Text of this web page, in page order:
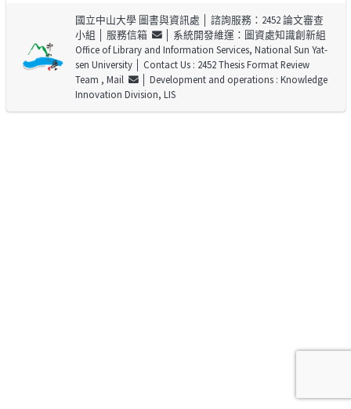
國立中山大學 圖書與資訊處 │ 諮詢服務：2452 論文審查
小組 │ 服務信箱
│ 系統開發維運：圖資處知識創新組
Office of Library and Information Services, National Sun Yat-
sen University│ Contact Us : 2452 Thesis Format Review
Team , Mail
│ Development and operations : Knowledge
Innovation Division, LIS